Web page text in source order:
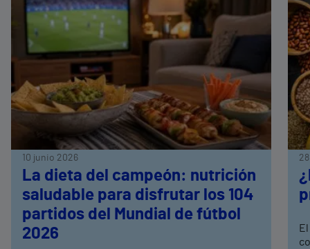
10 junio 2026
La dieta del campeón: nutrición
saludable para disfrutar los 104
partidos del Mundial de fútbol
2026